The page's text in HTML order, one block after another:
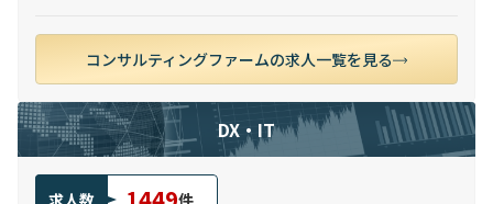
コンサルティングファームの求人一覧を見る
DX・IT
求人数 件